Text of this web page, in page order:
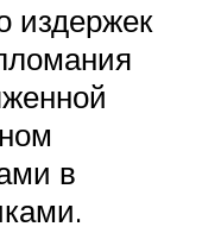
издержек
в